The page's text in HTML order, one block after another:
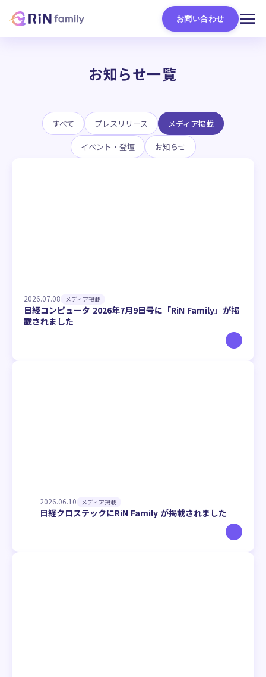
お問い合わせ
お知らせ一覧
すべて プレスリリース メディア掲載
イベント・登壇 お知らせ
2026.07.08 メディア掲載
日経コンピュータ 2026年7月9日号に「RiN Family」が掲
載されました
2026.06.10 メディア掲載
日経クロステックにRiN Family が掲載されました